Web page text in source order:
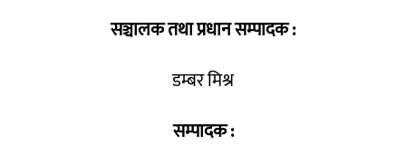
सञ्चालक तथा प्रधान सम्पादक :
डम्बर मिश्र
सम्पादक :